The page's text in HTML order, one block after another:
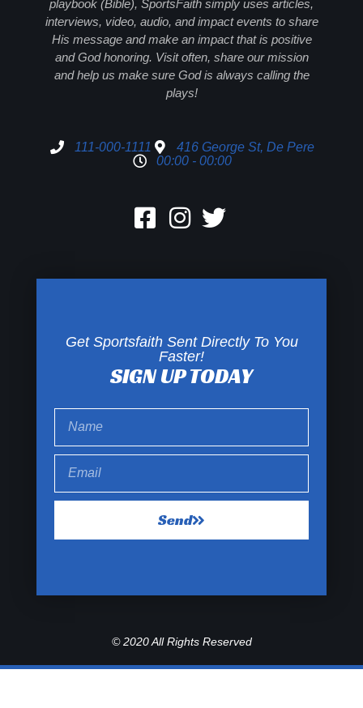
playbook (Bible), SportsFaith simply uses articles,
interviews, video, audio, and impact events to share
His message and make an impact that is positive
and God honoring. Visit often, share our mission
and help us make sure God is always calling the
plays!
111-000-1111
416 George St, De Pere
00:00 - 00:00
Get Sportsfaith Sent Directly To You
Faster!
SIGN UP TODAY
Send
© 2020 All Rights Reserved